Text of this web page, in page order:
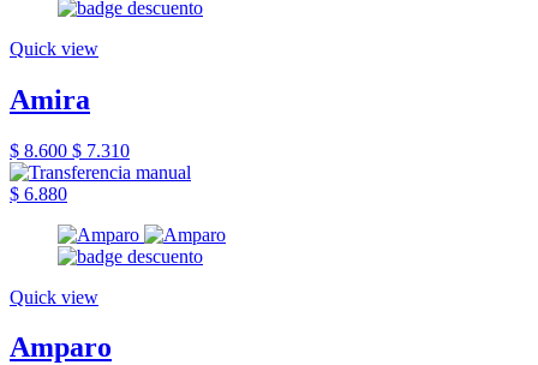
Quick view
Amira
$ 8.600 $ 7.310
$ 6.880
Quick view
Amparo